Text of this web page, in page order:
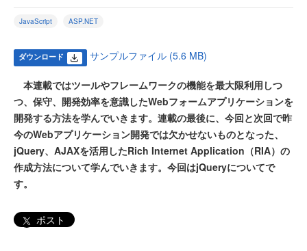
JavaScript ASP.NET
ダウンロード サンプルファイル (5.6 MB)
本連載ではツールやフレームワークの機能を最大限利用しつ
つ、保守、開発効率を意識したWebフォームアプリケーションを
開発する方法を学んでいきます。連載の最後に、今回と次回で昨
今のWebアプリケーション開発では欠かせないものとなった、
jQuery、AJAXを活用したRich Internet Application（RIA）の
作成方法について学んでいきます。今回はjQueryについてで
す。
ポスト